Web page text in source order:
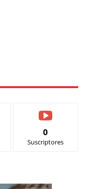
0
Suscriptores